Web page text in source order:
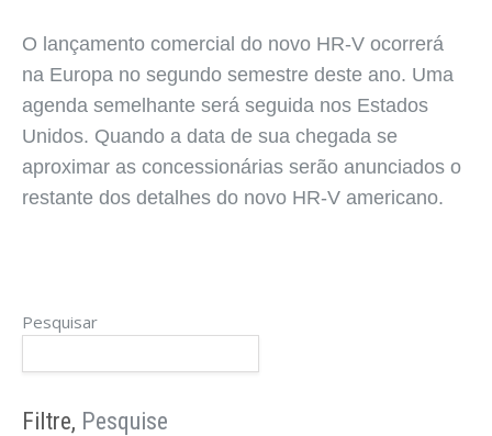
O lançamento comercial do novo HR-V ocorrerá
na Europa no segundo semestre deste ano. Uma
agenda semelhante será seguida nos Estados
Unidos. Quando a data de sua chegada se
aproximar as concessionárias serão anunciados o
restante dos detalhes do novo HR-V americano.
Pesquisar
Filtre, Pesquise